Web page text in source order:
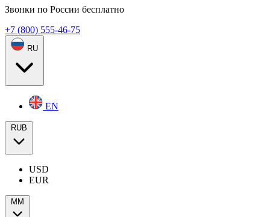
Звонки по России бесплатно
+7 (800) 555-46-75
RU
EN
RUB
USD
EUR
ММ